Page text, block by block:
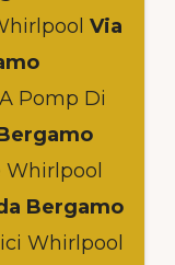
Via
Pomp Di
Bergamo
Whirlpool